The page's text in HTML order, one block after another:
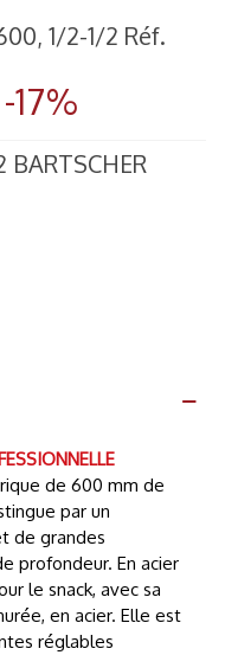
1/2-1/2 Réf.
-17%
BARTSCHER
de 600 mm de
par un
de grandes
profondeur. En acier
le snack, avec sa
en acier. Elle est
réglables